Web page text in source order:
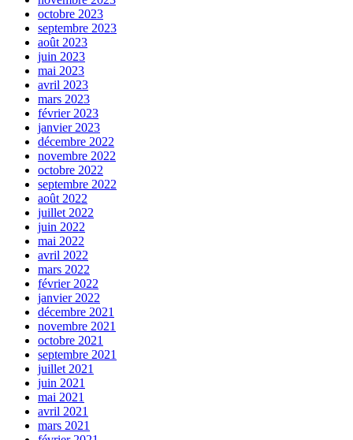
octobre 2023
septembre 2023
août 2023
juin 2023
mai 2023
avril 2023
mars 2023
février 2023
janvier 2023
décembre 2022
novembre 2022
octobre 2022
septembre 2022
août 2022
juillet 2022
juin 2022
mai 2022
avril 2022
mars 2022
février 2022
janvier 2022
décembre 2021
novembre 2021
octobre 2021
septembre 2021
juillet 2021
juin 2021
mai 2021
avril 2021
mars 2021